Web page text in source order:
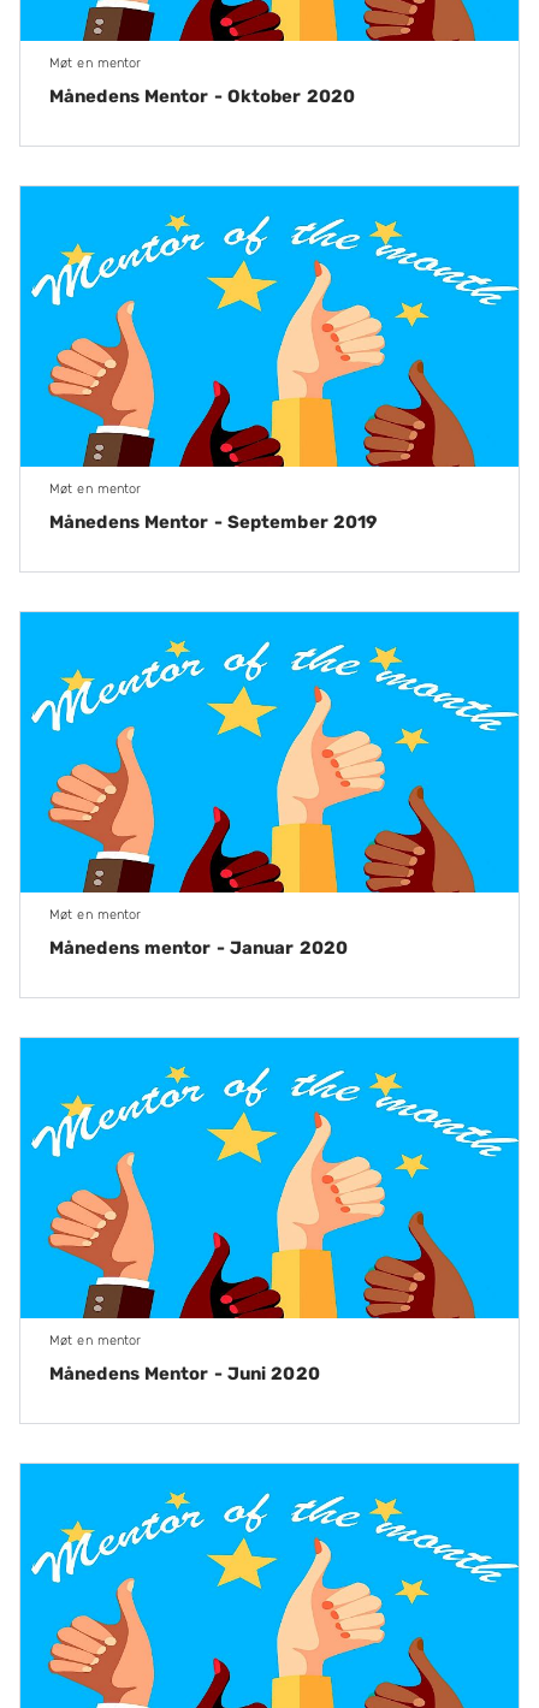
Møt en mentor
Månedens Mentor - Oktober 2020
Møt en mentor
Månedens Mentor - September 2019
Møt en mentor
Månedens mentor - Januar 2020
Møt en mentor
Månedens Mentor - Juni 2020